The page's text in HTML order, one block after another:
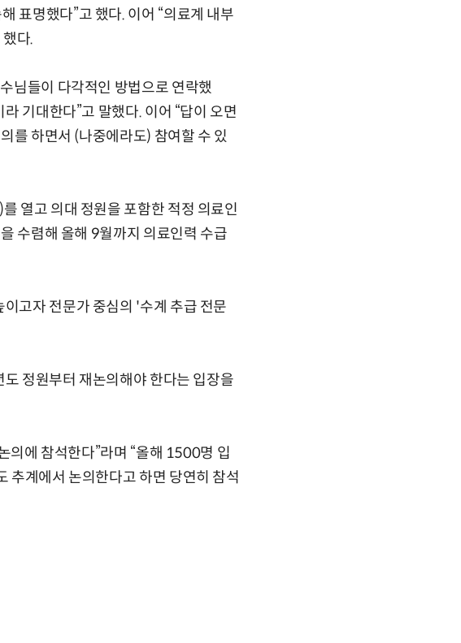
표명했다”고 했다. 이어 “의료계 내부
다.
님들이 다각적인 방법으로 연락했
기대한다”고 말했다. 이어 “답이 오면
를 하면서 (나중에라도) 참여할 수 있
열고 의대 정원을 포함한 적정 의료인
수렴해 올해 9월까지 의료인력 수급
고자 전문가 중심의 '수계 추급 전문
정원부터 재논의해야 한다는 입장을
의에 참석한다”라며 “올해 1500명 입
추계에서 논의한다고 하면 당연히 참석